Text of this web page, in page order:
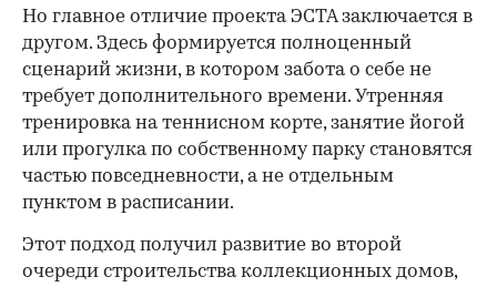
Но главное отличие проекта ЭСТА заключается в
другом. Здесь формируется полноценный
сценарий жизни, в котором забота о себе не
требует дополнительного времени. Утренняя
тренировка на теннисном корте, занятие йогой
или прогулка по собственному парку становятся
частью повседневности, а не отдельным
пунктом в расписании.
Этот подход получил развитие во второй
очереди строительства коллекционных домов,